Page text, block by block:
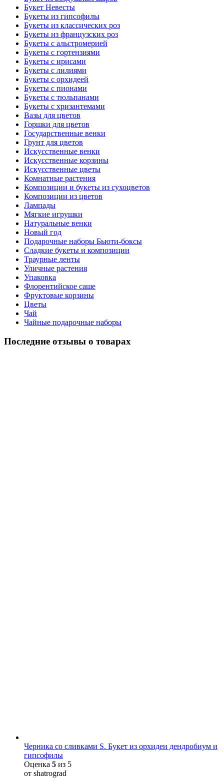
Букет Невесты
Букеты из гипсофилы
Букеты из классических роз
Букеты из французских роз
Букеты с альстромерией
Букеты с гортензиями
Букеты с ирисами
Букеты с лилиями
Букеты с орхидеей
Букеты с пионами
Букеты с тюльпанами
Букеты с хризантемами
Вазы для цветов
Горшки для цветов
Государственные венки
Грунт для цветов
Искусственные венки
Искусственные корзины
Искусственные цветы
Комнатные растения
Композиции и букеты из сухоцветов
Композиции из цветов
Лампады
Мягкие игрушки
Натуральные венки
Новый год
Подарочные наборы Бьюти-боксы
Сладкие букеты и композиции
Траурные ленты
Уличные растения
Упаковка
Флорентийское саше
Фруктовые корзины
Цветы
Чай
Чайные подарочные наборы
Последние отзывы о товарах
Черника со сливками S. Букет из орхидеи дендробиум и
гипсофилы
Оценка 5 из 5
от shatrograd